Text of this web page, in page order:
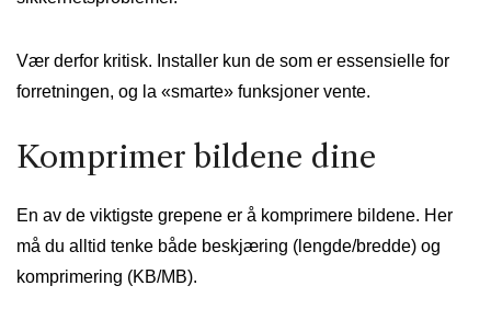
Vær derfor kritisk. Installer kun de som er essensielle for
forretningen, og la «smarte» funksjoner vente.
Komprimer bildene dine
En av de viktigste grepene er å komprimere bildene. Her
må du alltid tenke både beskjæring (lengde/bredde) og
komprimering (KB/MB).